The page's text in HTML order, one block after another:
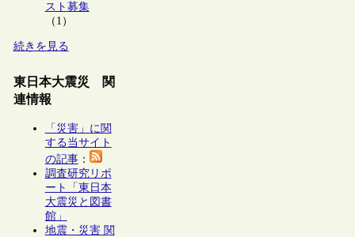
スト募集
（1）
続きを見る
東日本大震災 関
連情報
「災害」に関
する当サイト
の記事：
調査研究リポ
ート「東日本
大震災と図書
館」
地震・災害 関